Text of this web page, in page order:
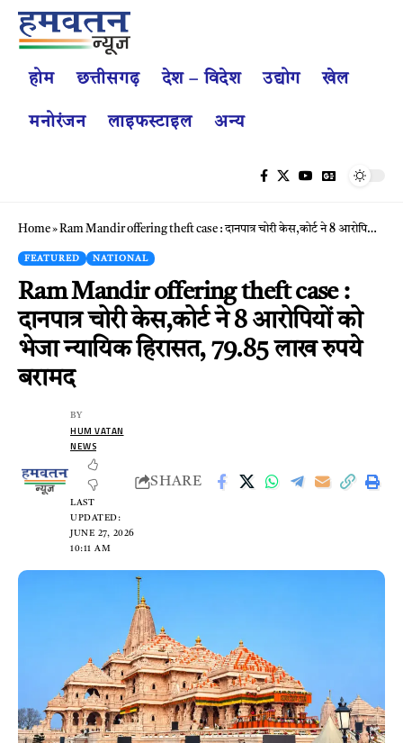
होम छत्तीसगढ़ देश – विदेश उद्योग खेल
मनोरंजन लाइफस्टाइल अन्य
Home» Ram Mandir offering theft case : दानपात्र चोरी केस,कोर्ट ने 8 आरोपियों को भेजा न्यायिक हिरासत, 79.85 लाख रुपये बरामद
FEATURED NATIONAL
Ram Mandir offering theft case :
दानपात्र चोरी केस,कोर्ट ने 8 आरोपियों को
भेजा न्यायिक हिरासत, 79.85 लाख रुपये
बरामद
LAST
UPDATED:
JUNE 27, 2026
10:11 AM
BY
HUM VATAN
NEWS
SHARE